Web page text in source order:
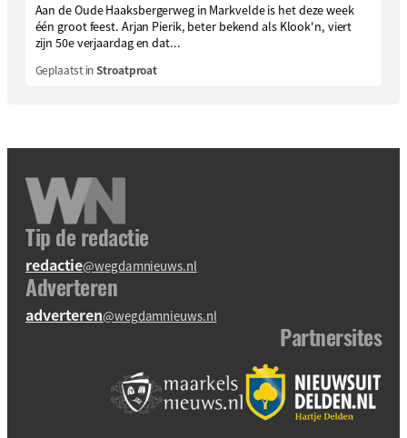
Aan de Oude Haaksbergerweg in Markvelde is het deze week
één groot feest. Arjan Pierik, beter bekend als Klook'n, viert
zijn 50e verjaardag en dat...
Geplaatst inStroatproat
Tip de redactie
redactie@wegdamnieuws.nl
Adverteren
adverteren@wegdamnieuws.nl
Partnersites